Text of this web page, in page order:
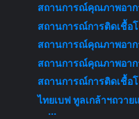
สถานการณ์คุณภาพอาก
สถานการณ์การติดเชื้อ
สถานการณ์คุณภาพอาก
สถานการณ์คุณภาพอาก
สถานการณ์การติดเชื้อ
ไทยเบฟ ทูลเกล้าฯถวา
...